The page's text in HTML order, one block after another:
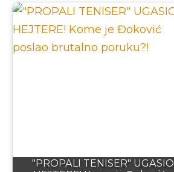
"PROPALI TENISER" UGASIO